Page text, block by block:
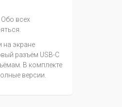
всех
на экране
разъём USB-C
В комплекте
версии.